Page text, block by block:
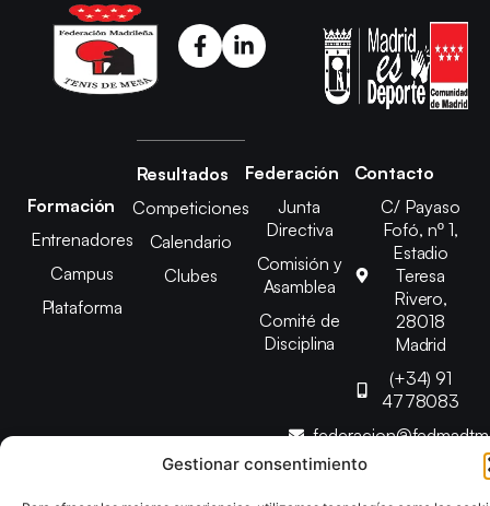
Gestionar consentimiento
Formación
Entrenadores
Campus
Plataforma
Resultados
Competiciones
Calendario
Clubes
Federación
Junta
Directiva
Comisión y
Asamblea
Comité de
Disciplina
Contacto
C/ Payaso
Fofó, nº 1,
Estadio
Teresa
Rivero,
28018
Madrid
(+34) 91
4778083
Copyright © 2025 Federación Madrileña de Tenis de Mesa |